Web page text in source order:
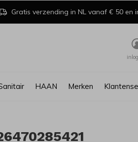
HAAN Merken
Gratis verzending in NL vanaf € 50 en